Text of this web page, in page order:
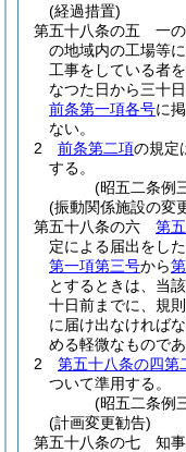
(経過措置)
第五十八条の五
一
の地域内の工場等
工事をしている者
なつた日から三十
前条第一項各号に
ない。
2
前条第二項の規定
する。
(昭五二条例
(振動関係施設の変
第五十八条の六
第
定による届出をし
第一項第三号から
とするときは、当
十日前までに、規
に届け出なければな
める軽微なもので
2
第五十八条の四第
ついて準用する。
(昭五二条例
(計画変更勧告)
第五十八条の七
知事